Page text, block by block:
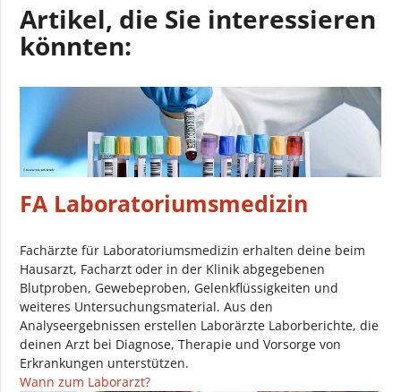
Artikel, die Sie interessieren
könnten:
FA Laboratoriumsmedizin
Fachärzte für Laboratoriumsmedizin erhalten deine beim
Hausarzt, Facharzt oder in der Klinik abgegebenen
Blutproben, Gewebeproben, Gelenkflüssigkeiten und
weiteres Untersuchungsmaterial. Aus den
Analyseergebnissen erstellen Laborärzte Laborberichte, die
deinen Arzt bei Diagnose, Therapie und Vorsorge von
Erkrankungen unterstützen.
Wann zum Laborarzt?